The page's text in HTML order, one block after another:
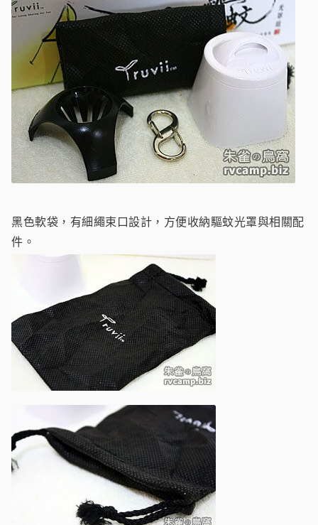
黑色軟袋，有細繩束口設計，方便收納驅蚊光罩與相關配
件。